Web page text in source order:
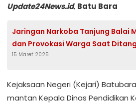
Update24News.id, Batu Bara
Jaringan Narkoba Tanjung Balai
dan Provokasi Warga Saat
15 Maret 2025
Kejaksaan Negeri (Kejari)
mantan Kepala Dinas Pendidikan